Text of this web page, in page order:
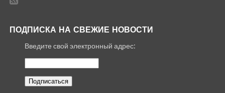
ПОДПИСКА НА СВЕЖИЕ НОВОСТИ
Введите свой электронный адрес: